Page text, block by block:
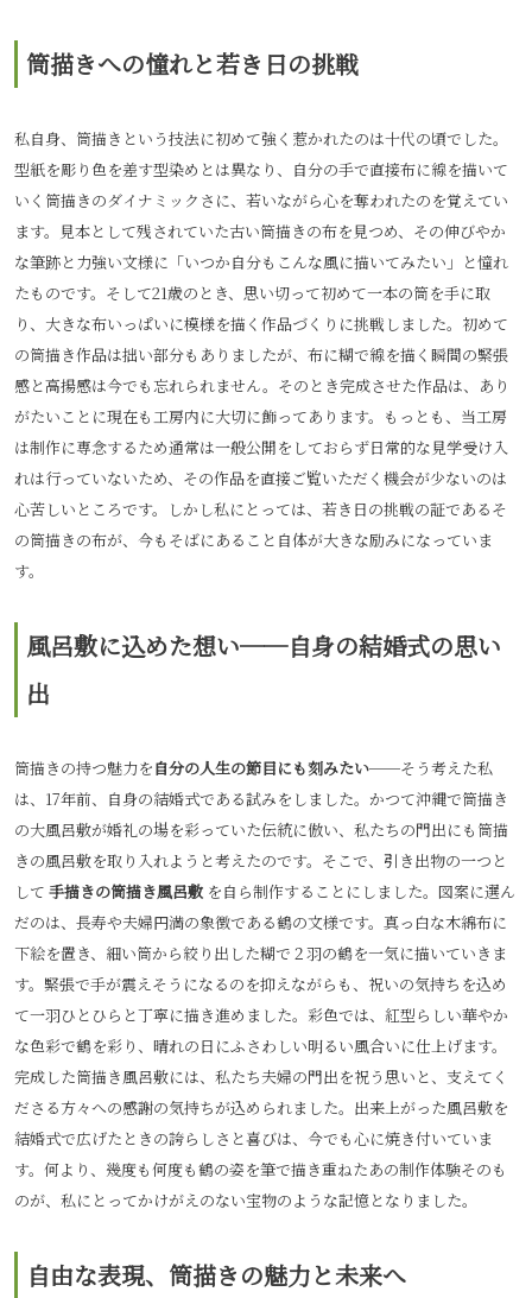
筒描きへの憧れと若き日の挑戦
私自身、筒描きという技法に初めて強く惹かれたのは十代の頃でした。
型紙を彫り色を差す型染めとは異なり、自分の手で直接布に線を描いて
いく筒描きのダイナミックさに、若いながら心を奪われたのを覚えてい
ます。見本として残されていた古い筒描きの布を見つめ、その伸びやか
な筆跡と力強い文様に「いつか自分もこんな風に描いてみたい」と憧れ
たものです。そして21歳のとき、思い切って初めて一本の筒を手に取
り、大きな布いっぱいに模様を描く作品づくりに挑戦しました。初めて
の筒描き作品は拙い部分もありましたが、布に糊で線を描く瞬間の緊張
感と高揚感は今でも忘れられません。そのとき完成させた作品は、あり
がたいことに現在も工房内に大切に飾ってあります。もっとも、当工房
は制作に専念するため通常は一般公開をしておらず日常的な見学受け入
れは行っていないため、その作品を直接ご覧いただく機会が少ないのは
心苦しいところです。しかし私にとっては、若き日の挑戦の証であるそ
の筒描きの布が、今もそばにあること自体が大きな励みになっていま
す。
風呂敷に込めた想い──自身の結婚式の思い
出
筒描きの持つ魅力を自分の人生の節目にも刻みたい──そう考えた私
は、17年前、自身の結婚式である試みをしました。かつて沖縄で筒描き
の大風呂敷が婚礼の場を彩っていた伝統に倣い、私たちの門出にも筒描
きの風呂敷を取り入れようと考えたのです。そこで、引き出物の一つと
して 手描きの筒描き風呂敷 を自ら制作することにしました。図案に選ん
だのは、長寿や夫婦円満の象徴である鶴の文様です。真っ白な木綿布に
下絵を置き、細い筒から絞り出した糊で２羽の鶴を一気に描いていきま
す。緊張で手が震えそうになるのを抑えながらも、祝いの気持ちを込め
て一羽ひとひらと丁寧に描き進めました。彩色では、紅型らしい華やか
な色彩で鶴を彩り、晴れの日にふさわしい明るい風合いに仕上げます。
完成した筒描き風呂敷には、私たち夫婦の門出を祝う思いと、支えてく
ださる方々への感謝の気持ちが込められました。出来上がった風呂敷を
結婚式で広げたときの誇らしさと喜びは、今でも心に焼き付いていま
す。何より、幾度も何度も鶴の姿を筆で描き重ねたあの制作体験そのも
のが、私にとってかけがえのない宝物のような記憶となりました。
自由な表現、筒描きの魅力と未来へ